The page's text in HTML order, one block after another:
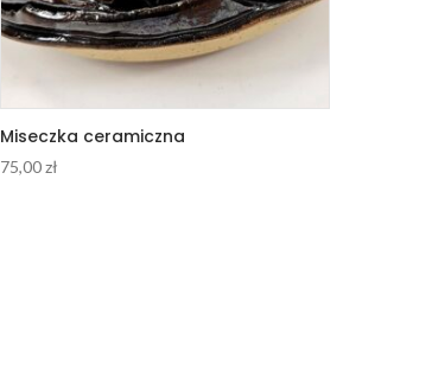
Miseczka ceramiczna
75,00zł